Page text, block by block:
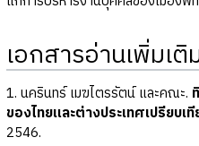
เอกสารอ่านเพิ่มเติ
1. นครินทร์ เมฆไตรรัตน์ และคณะ.
ของไทยและต่างประเทศเปรียบเ
2546.